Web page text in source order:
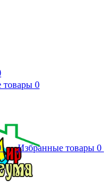
товары 0
Избранные товары 0